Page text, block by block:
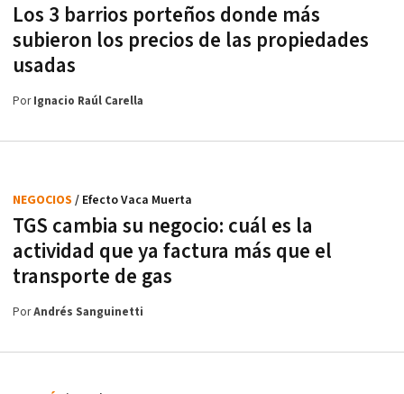
Los 3 barrios porteños donde más
subieron los precios de las propiedades
usadas
PorIgnacio Raúl Carella
TGS cambia su negocio: cuál es la
actividad que ya factura más que el
transporte de gas
NEGOCIOS / Efecto Vaca Muerta
PorAndrés Sanguinetti